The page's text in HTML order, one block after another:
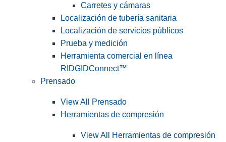
Carretes y cámaras
Localización de tubería sanitaria
Localización de servicios públicos
Prueba y medición
Herramienta comercial en línea
RIDGIDConnect™
Prensado
View All Prensado
Herramientas de compresión
View All Herramientas de compresión